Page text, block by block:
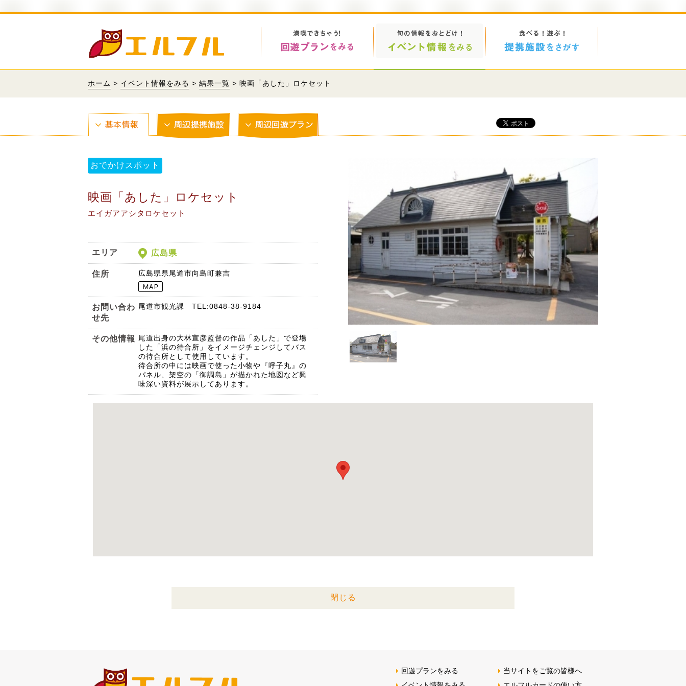
ホーム > イベント情報をみる > 結果一覧 > 映画「あした」ロケセット
おでかけスポット
映画「あした」ロケセット
エイガアアシタロケセット
エリア 広島県
住所 広島県県尾道市向島町兼吉
お問い合わ
せ先
尾道市観光課 TEL:0848‐38‐9184
その他情報 尾道出身の大林宣彦監督の作品「あした」で登場
した「浜の待合所」をイメージチェンジしてバス
の待合所として使用しています。
待合所の中には映画で使った小物や『呼子丸』の
パネル、架空の「御調島」が描かれた地図など興
味深い資料が展示してあります。
閉じる
回遊プランをみる
当サイトをご覧の皆様へ